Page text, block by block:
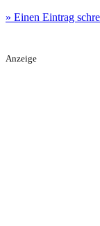
» Einen Eintrag
Anzeige